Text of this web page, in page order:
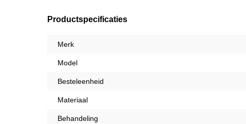
Productspecificaties
Merk
Model
Besteleenheid
Materiaal
Behandeling